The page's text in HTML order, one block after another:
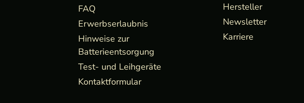
FAQ
Erwerbserlaubnis
Hinweise zur
Batterieentsorgung
Test- und Leihgeräte
Kontaktformular
Hersteller
Newsletter
Karriere